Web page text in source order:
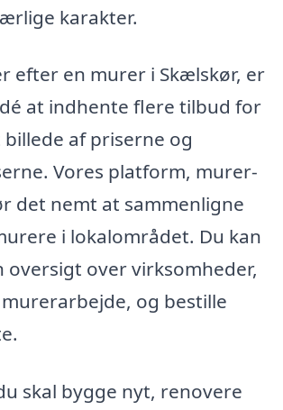
karakter.
efter en murer i Skælskør, er
at indhente flere tilbud for
af priserne og
Vores platform, murer-
det nemt at sammenligne
i lokalområdet. Du kan
oversigt over virksomheder,
og bestille
skal bygge nyt, renovere